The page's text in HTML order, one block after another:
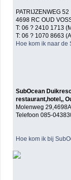
PATRIJZENWEG 52
4698 RC OUD
T: 06 ? 2410 1713
T: 06 ? 1070 8663
Hoe kom ik naar de
SubOcean
restaurant,hotel,,
Molenweg
Telefoon 085-
Hoe kom ik bij